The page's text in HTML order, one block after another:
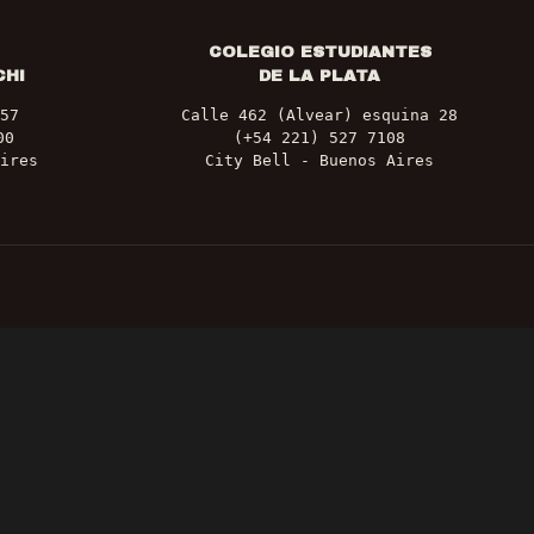
COLEGIO ESTUDIANTES
DE LA PLATA
Calle 462 (Alvear) esquina 28
(+54 221) 527 7108
City Bell - Buenos Aires